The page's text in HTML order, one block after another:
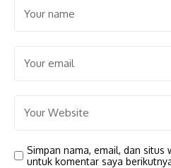
Simpan nama, email, dan situs
untuk komentar saya